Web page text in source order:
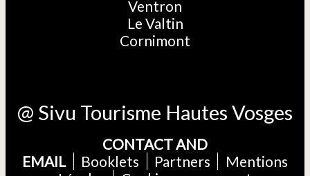
Ventron
Le Valtin
Cornimont
@ Sivu Tourisme Hautes Vosges
CONTACT AND
EMAIL
Booklets Partners
Mentions